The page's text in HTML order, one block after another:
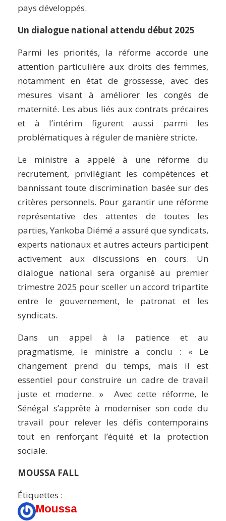
pays développés.
Un dialogue national attendu début 2025
Parmi les priorités, la réforme accorde une
attention particulière aux droits des femmes,
notamment en état de grossesse, avec des
mesures visant à améliorer les congés de
maternité. Les abus liés aux contrats précaires
et à l’intérim figurent aussi parmi les
problématiques à réguler de manière stricte.
Le ministre a appelé à une réforme du
recrutement, privilégiant les compétences et
bannissant toute discrimination basée sur des
critères personnels. Pour garantir une réforme
représentative des attentes de toutes les
parties, Yankoba Diémé a assuré que syndicats,
experts nationaux et autres acteurs participent
activement aux discussions en cours. Un
dialogue national sera organisé au premier
trimestre 2025 pour sceller un accord tripartite
entre le gouvernement, le patronat et les
syndicats.
Dans un appel à la patience et au
pragmatisme, le ministre a conclu : « Le
changement prend du temps, mais il est
essentiel pour construire un cadre de travail
juste et moderne. » Avec cette réforme, le
Sénégal s’apprête à moderniser son code du
travail pour relever les défis contemporains
tout en renforçant l’équité et la protection
sociale.
MOUSSA FALL
Étiquettes :
Moussa